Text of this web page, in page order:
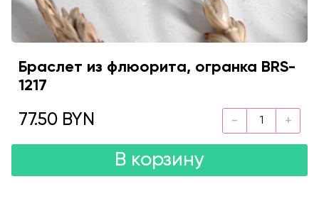
Браслет из флюорита, огранка BRS-
1217
77.50 BYN
В корзину